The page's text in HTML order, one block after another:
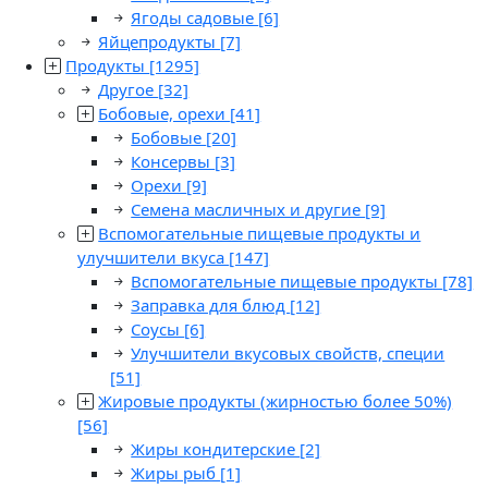
Ягоды садовые [6]
Яйцепродукты [7]
Продукты [1295]
Другое [32]
Бобовые, орехи [41]
Бобовые [20]
Консервы [3]
Орехи [9]
Семена масличных и другие [9]
Вспомогательные пищевые продукты и
улучшители вкуса [147]
Вспомогательные пищевые продукты [78]
Заправка для блюд [12]
Соусы [6]
Улучшители вкусовых свойств, специи
[51]
Жировые продукты (жирностью более 50%)
[56]
Жиры кондитерские [2]
Жиры рыб [1]